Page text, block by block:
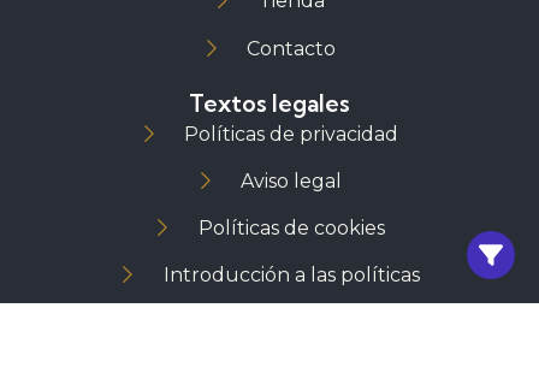
Contacto
Textos legales
Políticas de privacidad
Aviso legal
Políticas de cookies
Introducción a las políticas